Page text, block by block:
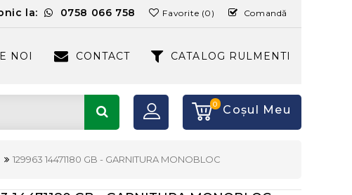
la: 0758 066 758 Favorite (0) Comandă
NOI CONTACT CATALOG RULMENTI
0 Coşul Meu
129963 14471180 GB - GARNITURA MONOBLOC